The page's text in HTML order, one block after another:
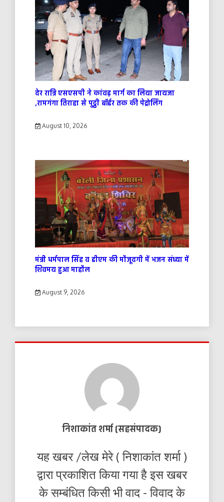
देर रात्रि एसएसपी ने कांवड़ मार्ग का लिया जायजा
,रामगंगा तिराहा से पुट्ठी बॉर्डर तक की पेट्रोलिंग
August 10, 2026
मंत्री धर्मपाल सिंह व डीएम की मौजूदगी में भजन संध्या में
शिवमय हुआ माहौल
August 9, 2026
निशाकांत शर्मा (सहसंपादक)
यह खबर /लेख मेरे ( निशाकांत शर्मा )
द्वारा प्रकाशित किया गया है इस खबर
के सम्बंधित किसी भी वाद - विवाद के